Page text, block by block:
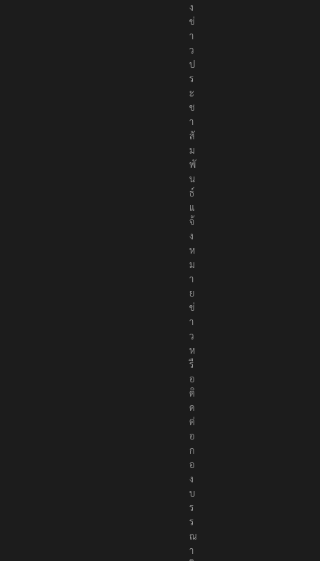
ง
ข่
า
ว
ป
ร
ะ
ช
า
สั
ม
พั
น
ธ์
แ
จ้
ง
ห
ม
า
ย
ข่
า
ว
ห
รื
อ
ติ
ด
ต่
อ
ก
อ
ง
บ
ร
ร
ณ
า